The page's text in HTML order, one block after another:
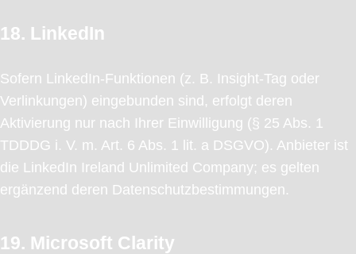
18. LinkedIn
Sofern LinkedIn-Funktionen (z. B. Insight-Tag oder
Verlinkungen) eingebunden sind, erfolgt deren
Aktivierung nur nach Ihrer Einwilligung (§ 25 Abs. 1
TDDDG i. V. m. Art. 6 Abs. 1 lit. a DSGVO). Anbieter ist
die LinkedIn Ireland Unlimited Company; es gelten
ergänzend deren Datenschutzbestimmungen.
19. Microsoft Clarity